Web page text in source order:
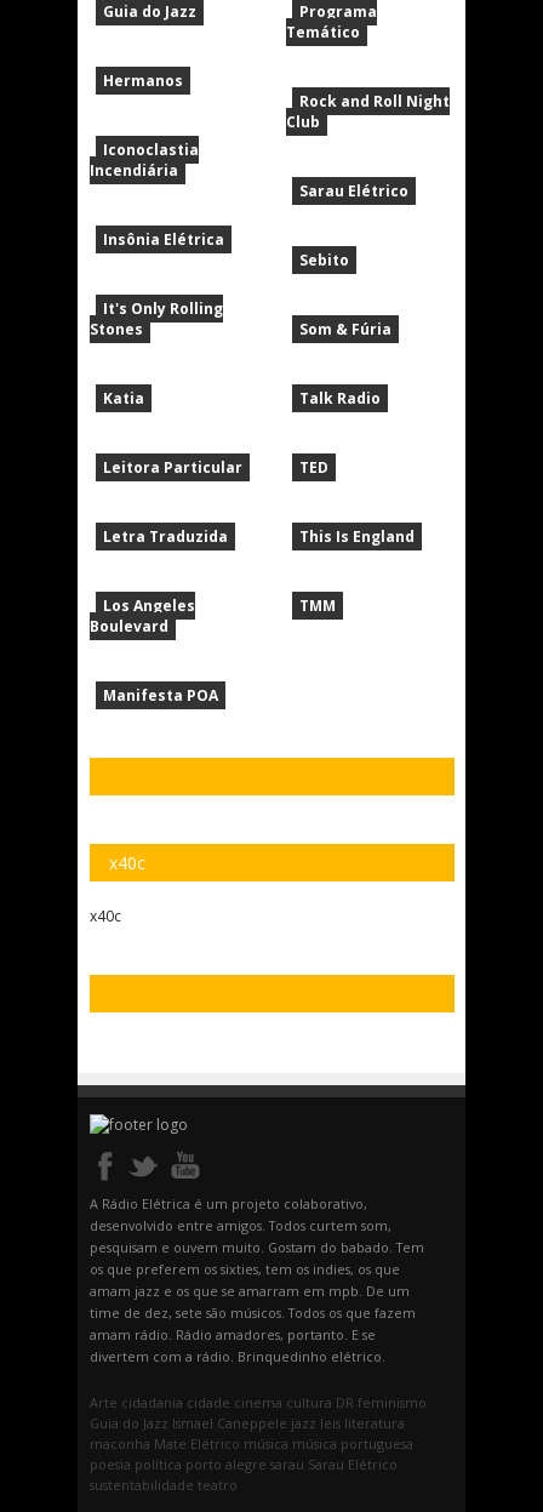
Guia do Jazz
Hermanos
Iconoclastia
Incendiária
Insônia Elétrica
It's Only Rolling
Stones
Katia
Leitora Particular
Letra Traduzida
Los Angeles
Boulevard
Manifesta POA
Programa
Temático
Rock and Roll Night
Club
Sarau Elétrico
Sebito
Som & Fúria
Talk Radio
TED
This Is England
TMM
x40c
x40c
A Rádio Elétrica é um projeto colaborativo,
desenvolvido entre amigos. Todos curtem som,
pesquisam e ouvem muito. Gostam do babado. Tem
os que preferem os sixties, tem os indies, os que
amam jazz e os que se amarram em mpb. De um
time de dez, sete são músicos. Todos os que fazem
amam rádio. Rádio amadores, portanto. E se
divertem com a rádio. Brinquedinho elétrico.
Arte cidadania cidade cinema cultura DR feminismo
Guia do Jazz Ismael Caneppele jazz leis literatura
maconha Mate Elétrico música música portuguesa
poesia política porto alegre sarau Sarau Elétrico
sustentabilidade teatro